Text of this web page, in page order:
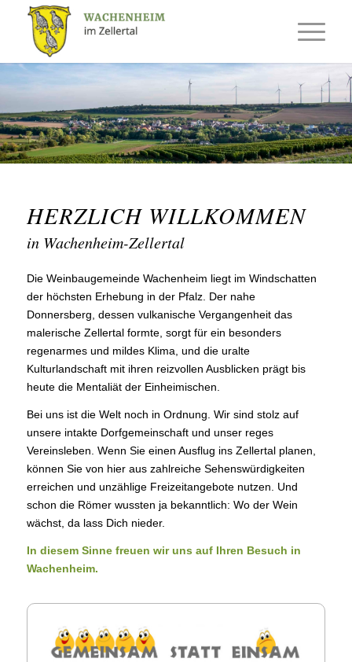
HERZLICH WILLKOMMEN
in Wachenheim-Zellertal
Die Weinbaugemeinde Wachenheim liegt im Windschatten
der höchsten Erhebung in der Pfalz. Der nahe
Donnersberg, dessen vulkanische Vergangenheit das
malerische Zellertal formte, sorgt für ein besonders
regenarmes und mildes Klima, und die uralte
Kulturlandschaft mit ihren reizvollen Ausblicken prägt bis
heute die Mentaliät der Einheimischen.
Bei uns ist die Welt noch in Ordnung. Wir sind stolz auf
unsere intakte Dorfgemeinschaft und unser reges
Vereinsleben. Wenn Sie einen Ausflug ins Zellertal planen,
können Sie von hier aus zahlreiche Sehenswürdigkeiten
erreichen und unzählige Freizeitangebote nutzen. Und
schon die Römer wussten ja bekanntlich: Wo der Wein
wächst, da lass Dich nieder.
In diesem Sinne freuen wir uns auf Ihren Besuch in
Wachenheim.